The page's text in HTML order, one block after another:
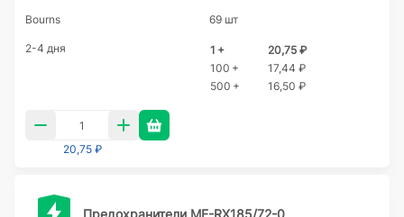
Bourns 69 шт
2-4 дня 1 +
20,75 ₽
100 +
17,44 ₽
500 +
16,50 ₽
20,75 ₽
Предохранители MF-RX185/72-0